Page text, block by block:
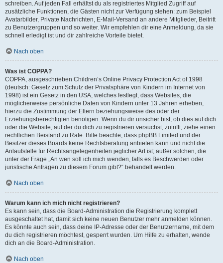
schreiben. Auf jeden Fall erhältst du als registriertes Mitglied Zugriff auf
zusätzliche Funktionen, die Gästen nicht zur Verfügung stehen: zum Beispiel
Avatarbilder, Private Nachrichten, E-Mail-Versand an andere Mitglieder, Beitritt
zu Benutzergruppen und so weiter. Wir empfehlen dir eine Anmeldung, da sie
schnell erledigt ist und dir zahlreiche Vorteile bietet.
Nach oben
Was ist COPPA?
COPPA, ausgeschrieben Children’s Online Privacy Protection Act of 1998
(deutsch: Gesetz zum Schutz der Privatsphäre von Kindern im Internet von
1998) ist ein Gesetz in den USA, welches festlegt, dass Websites, die
möglicherweise persönliche Daten von Kindern unter 13 Jahren erheben,
hierzu die Zustimmung der Eltern beziehungsweise des oder der
Erziehungsberechtigten benötigen. Wenn du dir unsicher bist, ob dies auf dich
oder die Website, auf der du dich zu registrieren versuchst, zutrifft, ziehe einen
rechtlichen Beistand zu Rate. Bitte beachte, dass phpBB Limited und der
Besitzer dieses Boards keine Rechtsberatung anbieten kann und nicht die
Anlaufstelle für Rechtsangelegenheiten jeglicher Art ist; außer solchen, die
unter der Frage „An wen soll ich mich wenden, falls es Beschwerden oder
juristische Anfragen zu diesem Forum gibt?“ behandelt werden.
Nach oben
Warum kann ich mich nicht registrieren?
Es kann sein, dass die Board-Administration die Registrierung komplett
ausgeschaltet hat, damit sich keine neuen Benutzer mehr anmelden können.
Es könnte auch sein, dass deine IP-Adresse oder der Benutzername, mit dem
du dich registrieren möchtest, gesperrt wurden. Um Hilfe zu erhalten, wende
dich an die Board-Administration.
Nach oben